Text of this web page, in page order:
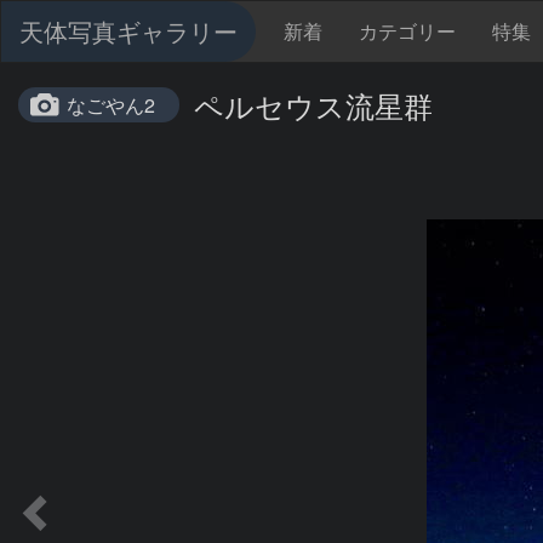
天体写真ギャラリー 新着 カテゴリー 特集
なごやん2 ペルセウス流星群